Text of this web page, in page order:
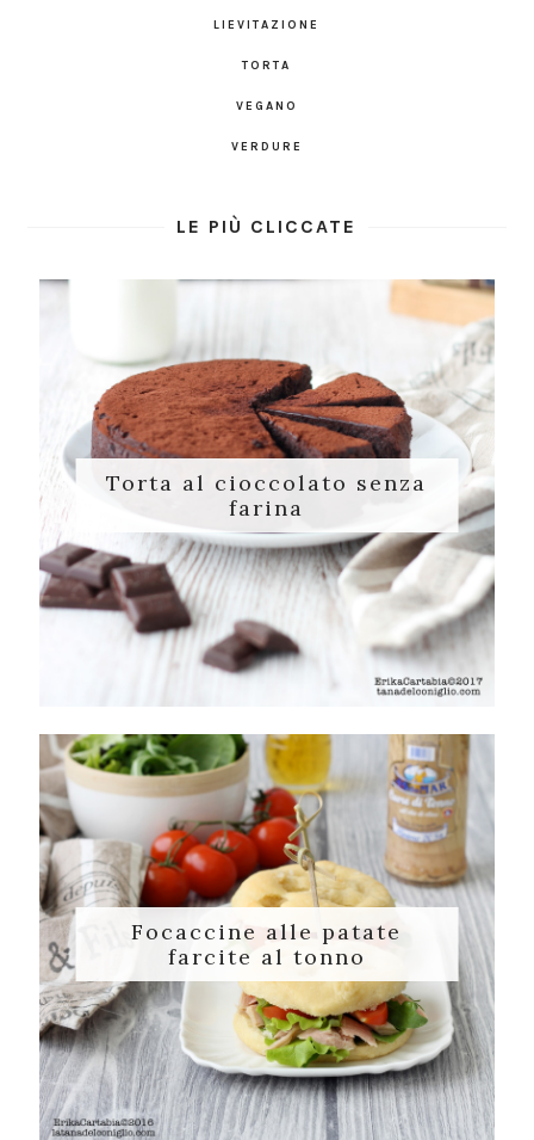
LIEVITAZIONE
TORTA
VEGANO
VERDURE
LE PIÙ CLICCATE
Torta al cioccolato senza
farina
Focaccine alle patate
farcite al tonno